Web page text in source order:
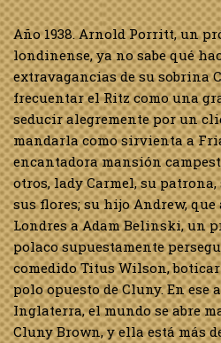
Año 1938. Arnold Porritt, un
londinense, ya no sabe qué
extravagancias de su sobrina
frecuentar el Ritz como una
seducir alegremente por un
mandarla como sirvienta a
encantadora mansión
otros, lady Carmel, su
sus flores; su hijo Andrew, que
Londres a Adam Belinski, un
polaco supuestamente
comedido Titus Wilson,
polo opuesto de Cluny. En ese
Inglaterra, el mundo se abre
Cluny Brown, y ella está más